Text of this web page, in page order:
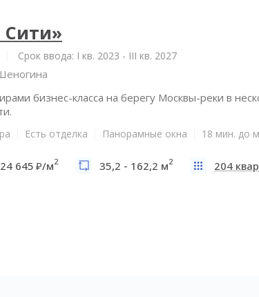
Срок ввода: I кв. 2023 - III кв. 2027
бизнес-класса на берегу Москвы-реки в
Есть отделка Панорамные окна 18 мин. до
645 /м2 35,2 - 162,2 м2 204